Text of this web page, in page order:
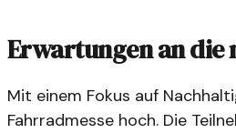
Erwartungen an die
Mit einem Fokus auf
Fahrradmesse hoch. Die